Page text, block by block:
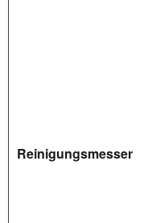
Reinigungsmesser